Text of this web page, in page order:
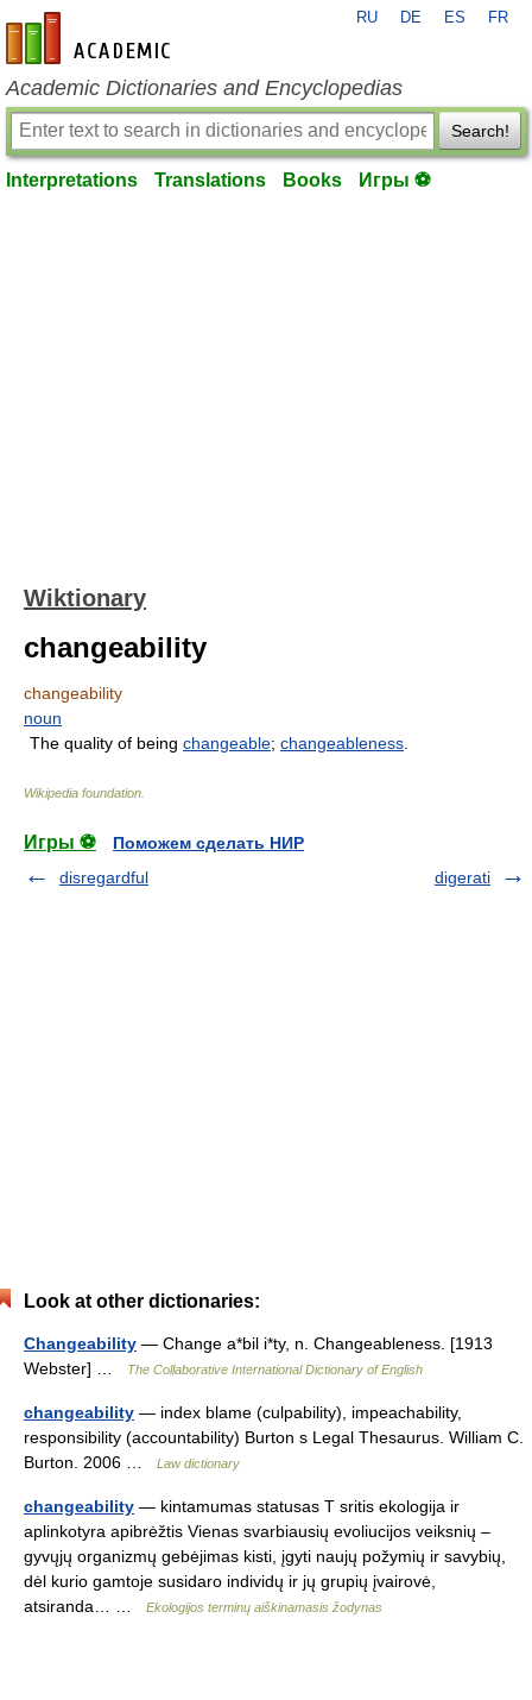
en-academic.com
RU DE ES FR
Academic Dictionaries and Encyclopedias
Search!
Interpretations Translations Books Игры ⚽
Wiktionary
changeability
changeability
noun
The quality of being changeable; changeableness
Wikipedia foundation
Игры ⚽
Поможем сделать НИР
disregardful
digerati
Look at other dictionaries:
Changeability — Change a*bil i*ty, n. Changeableness. [1913
Webster] …
The Collaborative International Dictionary of English
changeability — index blame (culpability), impeachability,
responsibility (accountability) Burton s Legal Thesaurus. William C.
Burton. 2006 …
Law dictionary
changeability — kintamumas statusas T sritis ekologija ir
aplinkotyra apibrėžtis Vienas svarbiausių evoliucijos veiksnių –
gyvųjų organizmų gebėjimas kisti, įgyti naujų požymių ir savybių,
dėl kurio gamtoje susidaro individų ir jų grupių įvairovė,
atsiranda… …
Ekologijos terminų aiškinamasis žodynas